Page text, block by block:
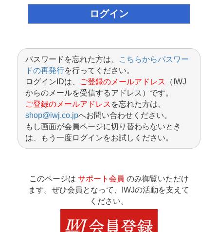
パスワードを忘れた方は、
こちらからパスワー
ドの再発行を行ってください。
ログインIDは、
ご登録のメールアドレス
（IWJ
からのメールを受信するアドレス）です。
ご登録のメールアドレス を忘れた方は、
shop@iwj.co.jpへお問い合わせください。
もし画面が会員ページに切り替わらないとき
は、もう一度ログインをお試しください。
このページは サポート会員 のみ御覧いただけ
ます。ぜひ会員となって、IWJの活動を支えて
ください。